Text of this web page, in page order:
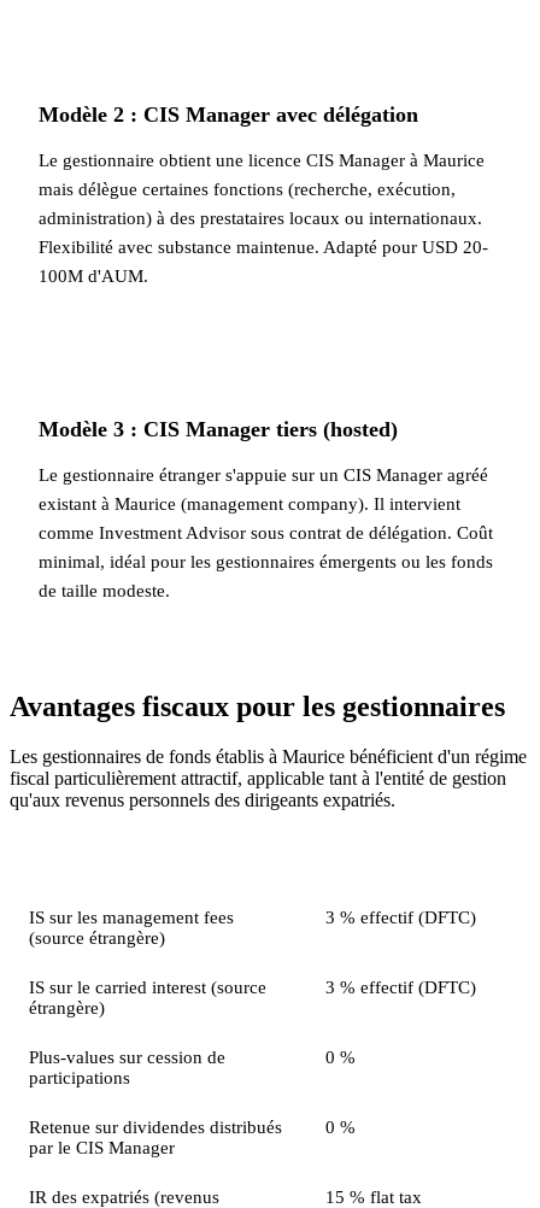
Modèle 2 : CIS Manager avec délégation
Le gestionnaire obtient une licence CIS Manager à Maurice
mais délègue certaines fonctions (recherche, exécution,
administration) à des prestataires locaux ou internationaux.
Flexibilité avec substance maintenue. Adapté pour USD 20-
100M d'AUM.
Modèle 3 : CIS Manager tiers (hosted)
Le gestionnaire étranger s'appuie sur un CIS Manager agréé
existant à Maurice (management company). Il intervient
comme Investment Advisor sous contrat de délégation. Coût
minimal, idéal pour les gestionnaires émergents ou les fonds
de taille modeste.
Avantages fiscaux pour les gestionnaires
Les gestionnaires de fonds établis à Maurice bénéficient d'un régime
fiscal particulièrement attractif, applicable tant à l'entité de gestion
qu'aux revenus personnels des dirigeants expatriés.
IS sur les management fees
(source étrangère)
3 % effectif (DFTC)
IS sur le carried interest (source
étrangère)
3 % effectif (DFTC)
Plus-values sur cession de
participations
0 %
Retenue sur dividendes distribués
par le CIS Manager
0 %
IR des expatriés (revenus
15 % flat tax